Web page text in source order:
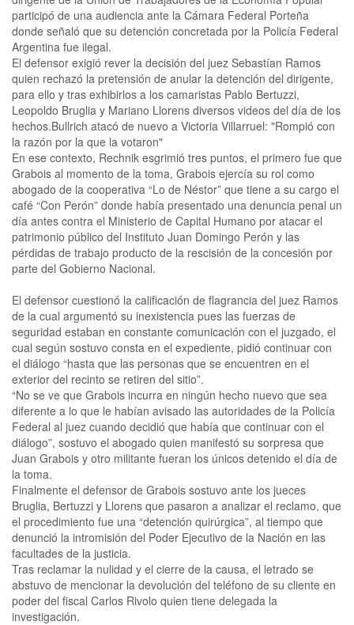
participó de una audiencia ante la Cámara Federal Porteña
donde señaló que su detención concretada por la Policía Federal
Argentina fue ilegal.
El defensor exigió rever la decisión del juez Sebastían Ramos
quien rechazó la pretensión de anular la detención del dirigente,
para ello y tras exhibirlos a los camaristas Pablo Bertuzzi,
Leopoldo Bruglia y Mariano Llorens diversos videos del día de los
hechos.Bullrich atacó de nuevo a Victoria Villarruel: "Rompió con
la razón por la que la votaron"
En ese contexto, Rechnik esgrimió tres puntos, el primero fue que
Grabois al momento de la toma, Grabois ejercía su rol como
abogado de la cooperativa “Lo de Néstor” que tiene a su cargo el
café “Con Perón” donde había presentado una denuncia penal un
día antes contra el Ministerio de Capital Humano por atacar el
patrimonio público del Instituto Juan Domingo Perón y las
pérdidas de trabajo producto de la rescisión de la concesión por
parte del Gobierno Nacional.
El defensor cuestionó la calificación de flagrancia del juez Ramos
de la cual argumentó su inexistencia pues las fuerzas de
seguridad estaban en constante comunicación con el juzgado, el
cual según sostuvo consta en el expediente, pidió continuar con
el diálogo “hasta que las personas que se encuentren en el
exterior del recinto se retiren del sitio”.
“No se ve que Grabois incurra en ningún hecho nuevo que sea
diferente a lo que le habían avisado las autoridades de la Policía
Federal al juez cuando decidió que había que continuar con el
diálogo”, sostuvo el abogado quien manifestó su sorpresa que
Juan Grabois y otro militante fueran los únicos detenido el día de
la toma.
Finalmente el defensor de Grabois sostuvo ante los jueces
Bruglia, Bertuzzi y Llorens que pasaron a analizar el reclamo, que
el procedimiento fue una “detención quirúrgica”, al tiempo que
denunció la intromisión del Poder Ejecutivo de la Nación en las
facultades de la justicia.
Tras reclamar la nulidad y el cierre de la causa, el letrado se
abstuvo de mencionar la devolución del teléfono de su cliente en
poder del fiscal Carlos Rivolo quien tiene delegada la
investigación.